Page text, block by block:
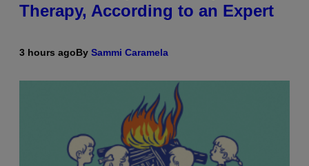
Therapy, According to an Expert
3 hours agoBy Sammi Caramela